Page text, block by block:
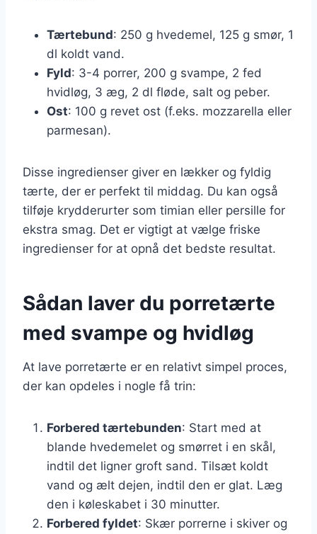
Tærtebund: 250 g hvedemel, 125 g smør, 1
dl koldt vand.
Fyld: 3-4 porrer, 200 g svampe, 2 fed
hvidløg, 3 æg, 2 dl fløde, salt og peber.
Ost: 100 g revet ost (f.eks. mozzarella eller
parmesan).
Disse ingredienser giver en lækker og fyldig
tærte, der er perfekt til middag. Du kan også
tilføje krydderurter som timian eller persille for
ekstra smag. Det er vigtigt at vælge friske
ingredienser for at opnå det bedste resultat.
Sådan laver du porretærte
med svampe og hvidløg
At lave porretærte er en relativt simpel proces,
der kan opdeles i nogle få trin:
Forbered tærtebunden: Start med at
blande hvedemelet og smørret i en skål,
indtil det ligner groft sand. Tilsæt koldt
vand og ælt dejen, indtil den er glat. Læg
den i køleskabet i 30 minutter.
Forbered fyldet: Skær porrerne i skiver og